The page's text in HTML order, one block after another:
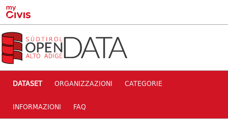
Skip to main content
DATASET ORGANIZZAZIONI CATEGORIE
INFORMAZIONI FAQ